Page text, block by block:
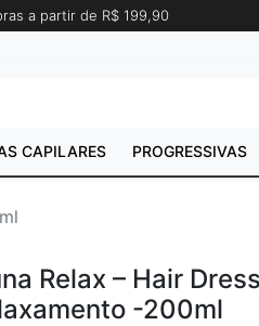
a partir de R$ 199,90
CAPILARES PROGRESSIVAS
Relax – Hair
-200ml